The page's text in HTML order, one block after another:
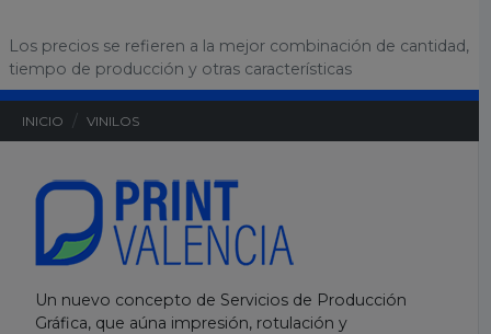
l
a
c
a
Los precios se refieren a la mejor combinación de cantidad,
tiempo de producción y otras características
INICIO VINILOS
Un nuevo concepto de Servicios de Producción
Gráfica, que aúna impresión, rotulación y